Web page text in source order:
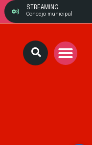
STREAMING
Concejo municipal